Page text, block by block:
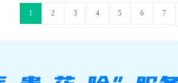
1 2 3 4 5 6 7